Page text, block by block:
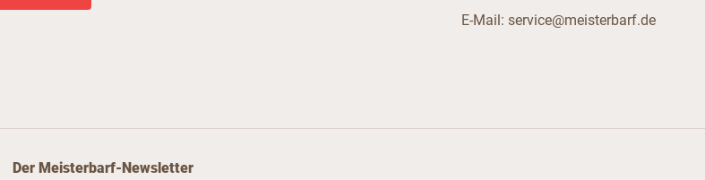
E-Mail: service@meisterbarf.de
Der Meisterbarf-Newsletter